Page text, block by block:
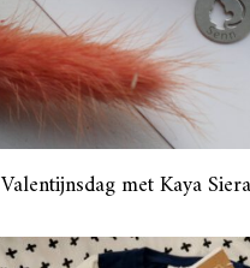
Valentijnsdag met Kaya